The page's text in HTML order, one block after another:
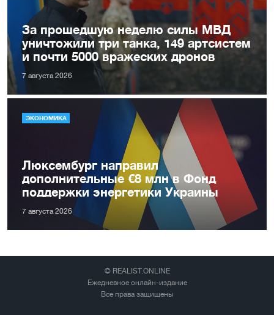
За прошедшую неделю силы МВД
уничтожили три танка, 149 артсистем
и почти 5000 вражеских дронов
7 августа 2026
ЭКОНОМИКА
Люксембург направил
дополнительные €8 млн в Фонд
поддержки энергетики Украины
7 августа 2026
© REALIST.ONLINE
Ежедневное онлайн-издание
Все права защищены